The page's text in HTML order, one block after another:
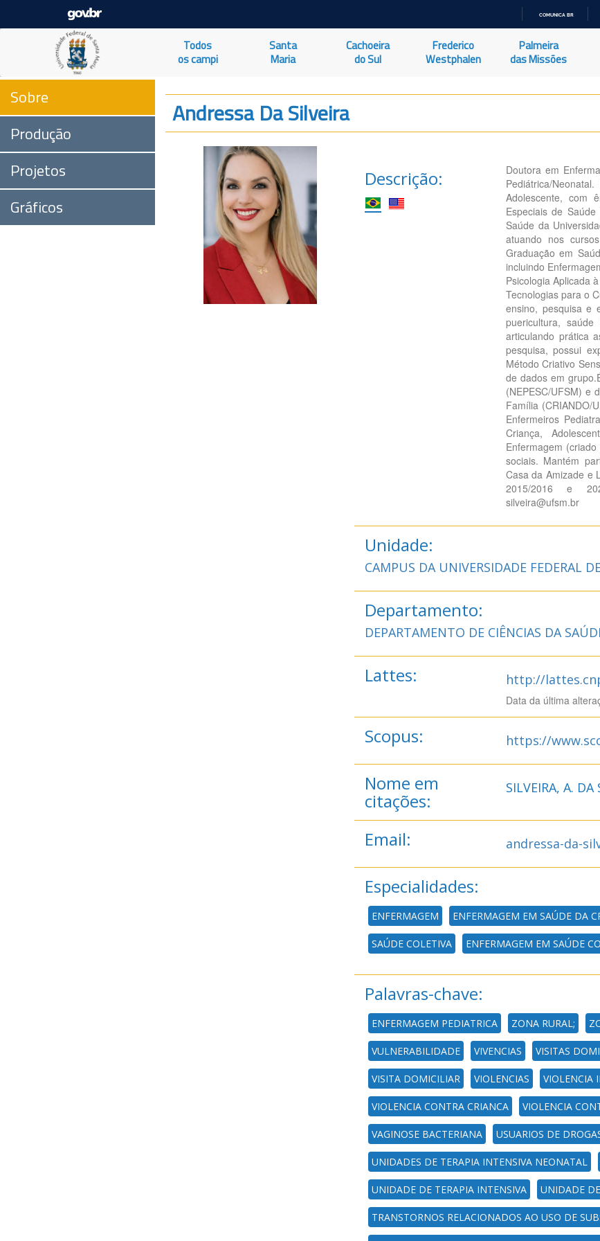
O
COMUNICA BR
Todos
os campi
Santa
Maria
Cachoeira
do Sul
Frederico
Westphalen
Palmeira
das Missões
Sobre
Produção
Projetos
Gráficos
Andressa Da Silveira
Descrição:
Doutora em
Pediátrica/
Adolescente, com
Especiais de
Saúde da
atuando nos
Graduação em
incluindo
Psicologia Aplicada
Tecnologias para o
ensino, pesquisa e
puericultura,
articulando prática
pesquisa, possui
Método Criativo
de dados em
(NEPESC/UFSM) e
Família (CRIANDO/
Enfermeiros
Criança,
Enfermagem
sociais. Mantém
Casa da Amizade e
2015/2016 e
silveira@ufsm.br
Unidade:
CAMPUS DA UNIVERSIDADE FEDERAL
Departamento:
DEPARTAMENTO DE CIÊNCIAS DA
Lattes: http://
Data da última
Scopus: https://
Nome em
citações:
SILVEIRA, A. DA
Email: andressa-da-
Especialidades:
ENFERMAGEM ENFERMAGEM EM SAÚDE DA
SAÚDE COLETIVA ENFERMAGEM EM SAÚDE
Palavras-chave:
ENFERMAGEM PEDIATRICA ZONA RURAL;
VULNERABILIDADE VIVENCIAS VISITAS
VISITA DOMICILIAR VIOLENCIAS VIOLENCIA
VIOLENCIA CONTRA CRIANCA VIOLENCIA
VAGINOSE BACTERIANA USUARIOS DE
UNIDADES DE TERAPIA INTENSIVA NEONATAL
UNIDADE DE TERAPIA INTENSIVA UNIDADE
TRANSTORNOS RELACIONADOS AO USO DE